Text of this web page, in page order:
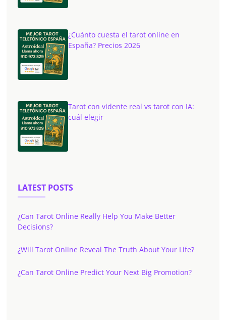
¿Cuánto cuesta el tarot online en
España? Precios 2026
Tarot con vidente real vs tarot con IA:
cuál elegir
LATEST POSTS
¿Can Tarot Online Really Help You Make Better
Decisions?
¿Will Tarot Online Reveal The Truth About Your Life?
¿Can Tarot Online Predict Your Next Big Promotion?